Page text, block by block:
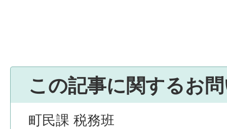
この記事に関するお
町民課 税務班